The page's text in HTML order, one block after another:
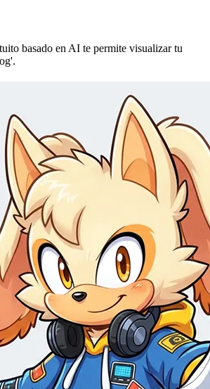
basado en AI te permite visualizar tu